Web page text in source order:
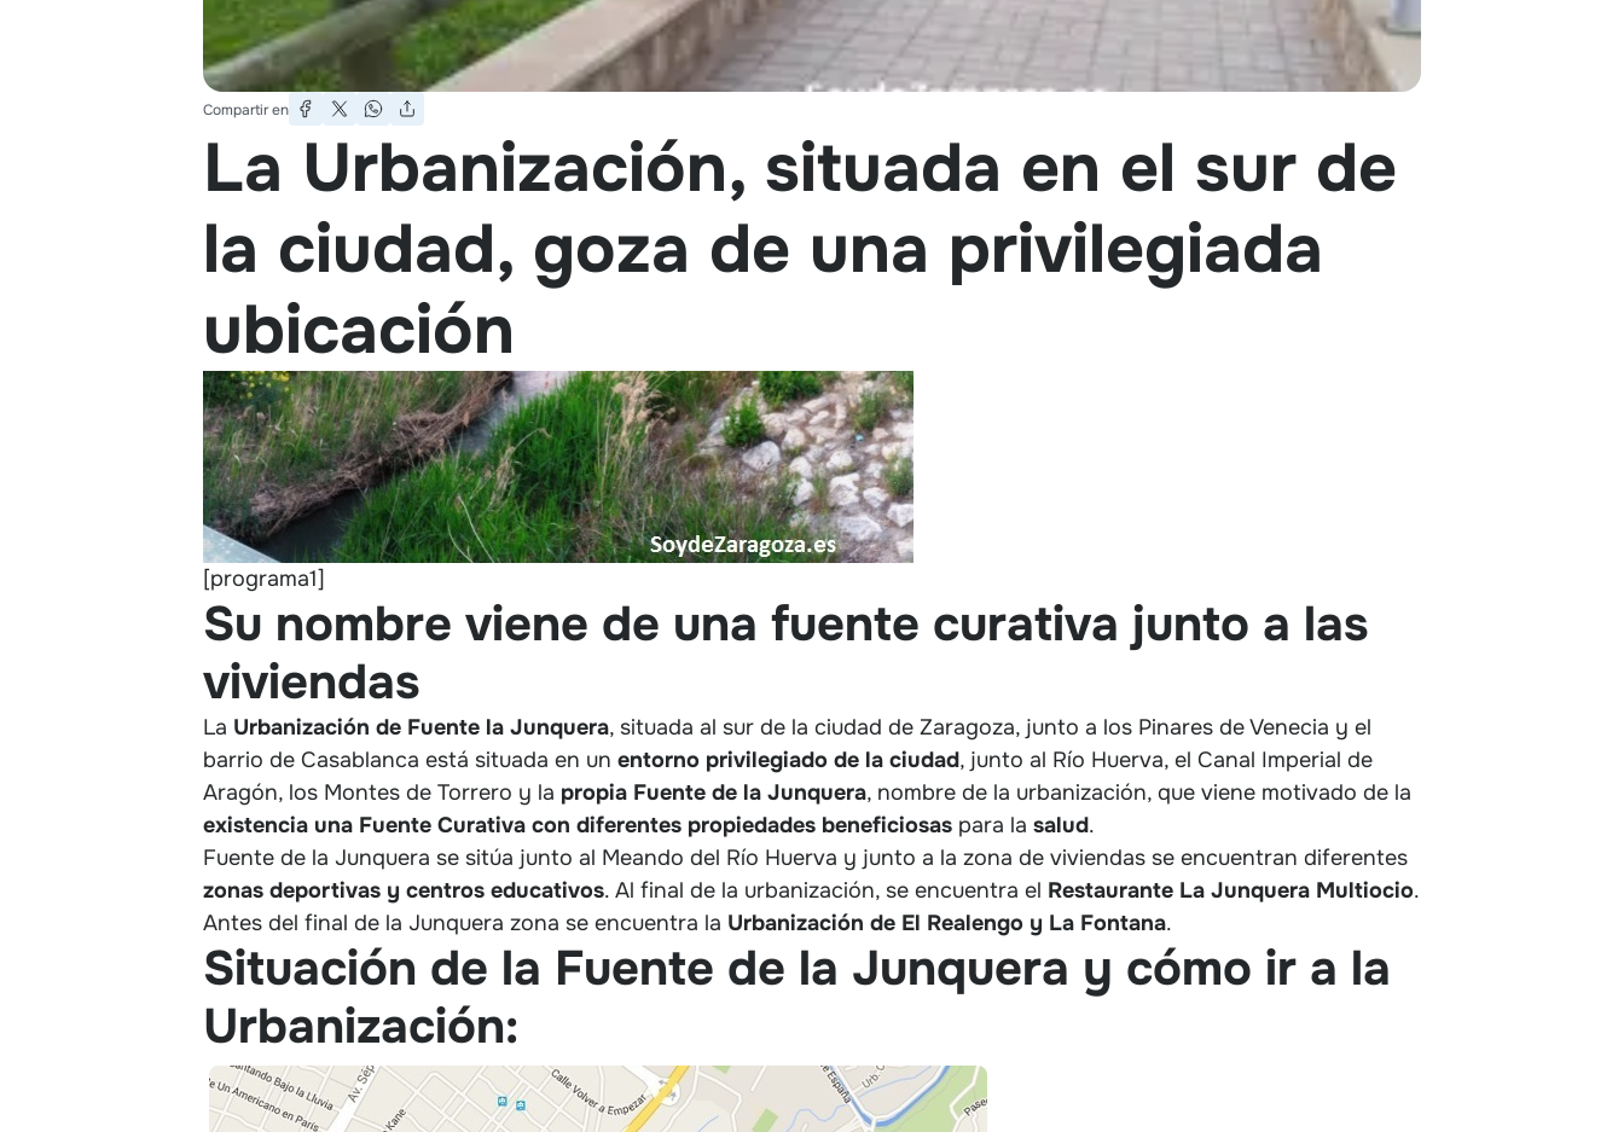
Compartir en
La Urbanización, situada en el sur de
la ciudad, goza de una privilegiada
ubicación
[programa1]
Su nombre viene de una fuente curativa junto a las
viviendas
La Urbanización de Fuente la Junquera, situada al sur de la ciudad de Zaragoza, junto a los Pinares de Venecia y el
barrio de Casablanca está situada en un entorno privilegiado de la ciudad, junto al Río Huerva, el Canal Imperial de
Aragón, los Montes de Torrero y la propia Fuente de la Junquera, nombre de la urbanización, que viene motivado de la
existencia una Fuente Curativa con diferentes propiedades beneficiosas para la salud.
Fuente de la Junquera se sitúa junto al Meando del Río Huerva y junto a la zona de viviendas se encuentran diferentes
zonas deportivas y centros educativos. Al final de la urbanización, se encuentra el Restaurante La Junquera Multiocio.
Antes del final de la Junquera zona se encuentra la Urbanización de El Realengo y La Fontana.
Situación de la Fuente de la Junquera y cómo ir a la
Urbanización: